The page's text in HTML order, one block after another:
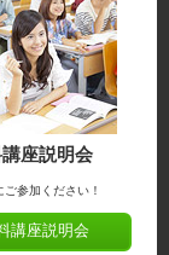
座説明会
ご参加ください！
講座説明会